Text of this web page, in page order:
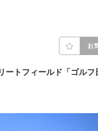
お
ートフィールド「ゴルフ